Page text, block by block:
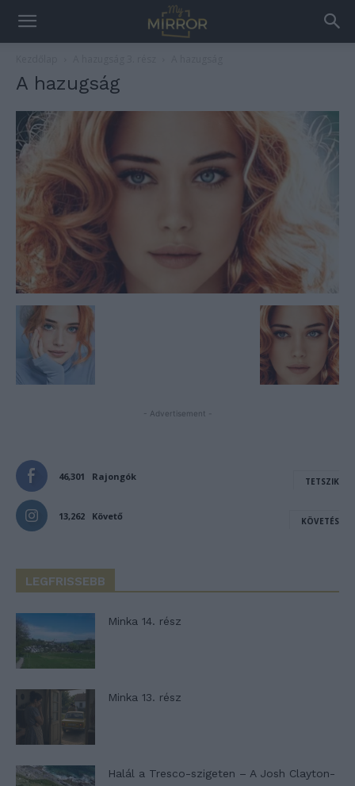
A hazugság
- Advertisement -
46,301 Rajongók TETSZIK
13,262 Követő KÖVETÉS
LEGFRISSEBB
Minka 14. rész
Minka 13. rész
Halál a Tresco-szigeten – A Josh Clayton-